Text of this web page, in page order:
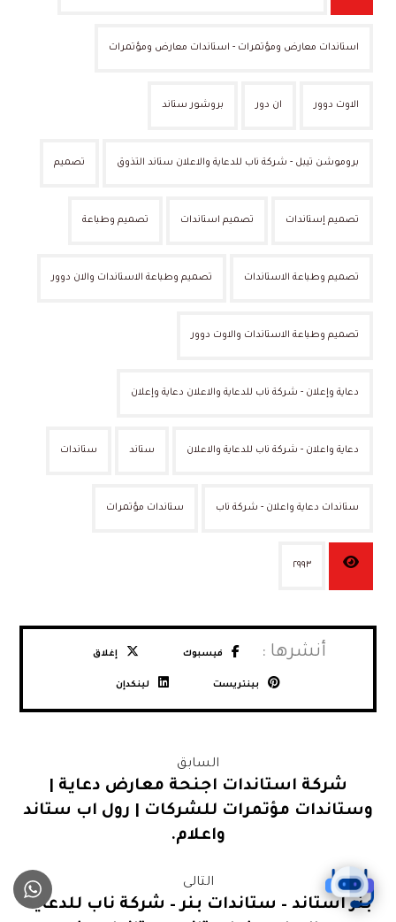
استاندات معارض ومؤتمرات - استاندات معارض ومؤتمرات
الاوت دوور ان دور بروشور ستاند
بروموشن تيبل - شركة ناب للدعاية والاعلان ستاند التذوق تصميم
تصميم إستاندات تصميم استاندات تصميم وطباعة
تصميم وطباعة الاستاندات تصميم وطباعة الاستاندات والان دوور
تصميم وطباعة الاستاندات والاوت دوور
دعاية وإعلان - شركة ناب للدعاية والاعلان دعاية وإعلان
دعاية واعلان - شركة ناب للدعاية والاعلان ستاند ستاندات
ستاندات دعاية واعلان - شركة ناب ستاندات مؤتمرات
٢٩٩٣
فيسبوك إغلاق
بينتريست لينكدإن
السابق
شركة استاندات اجنحة معارض دعاية |
وستاندات مؤتمرات للشركات | رول اب ستاند
واعلام.
التالى
بنر استاند – ستاندات بنر – شركة ناب للدعاية